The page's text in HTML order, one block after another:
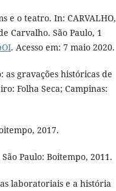
e o teatro. In: CARVALHO,
Carvalho. São Paulo, 1
. Acesso em: 7 maio 2020.
as gravações históricas de
Folha Seca; Campinas:
2017.
Paulo: Boitempo, 2011.
laboratoriais e a história